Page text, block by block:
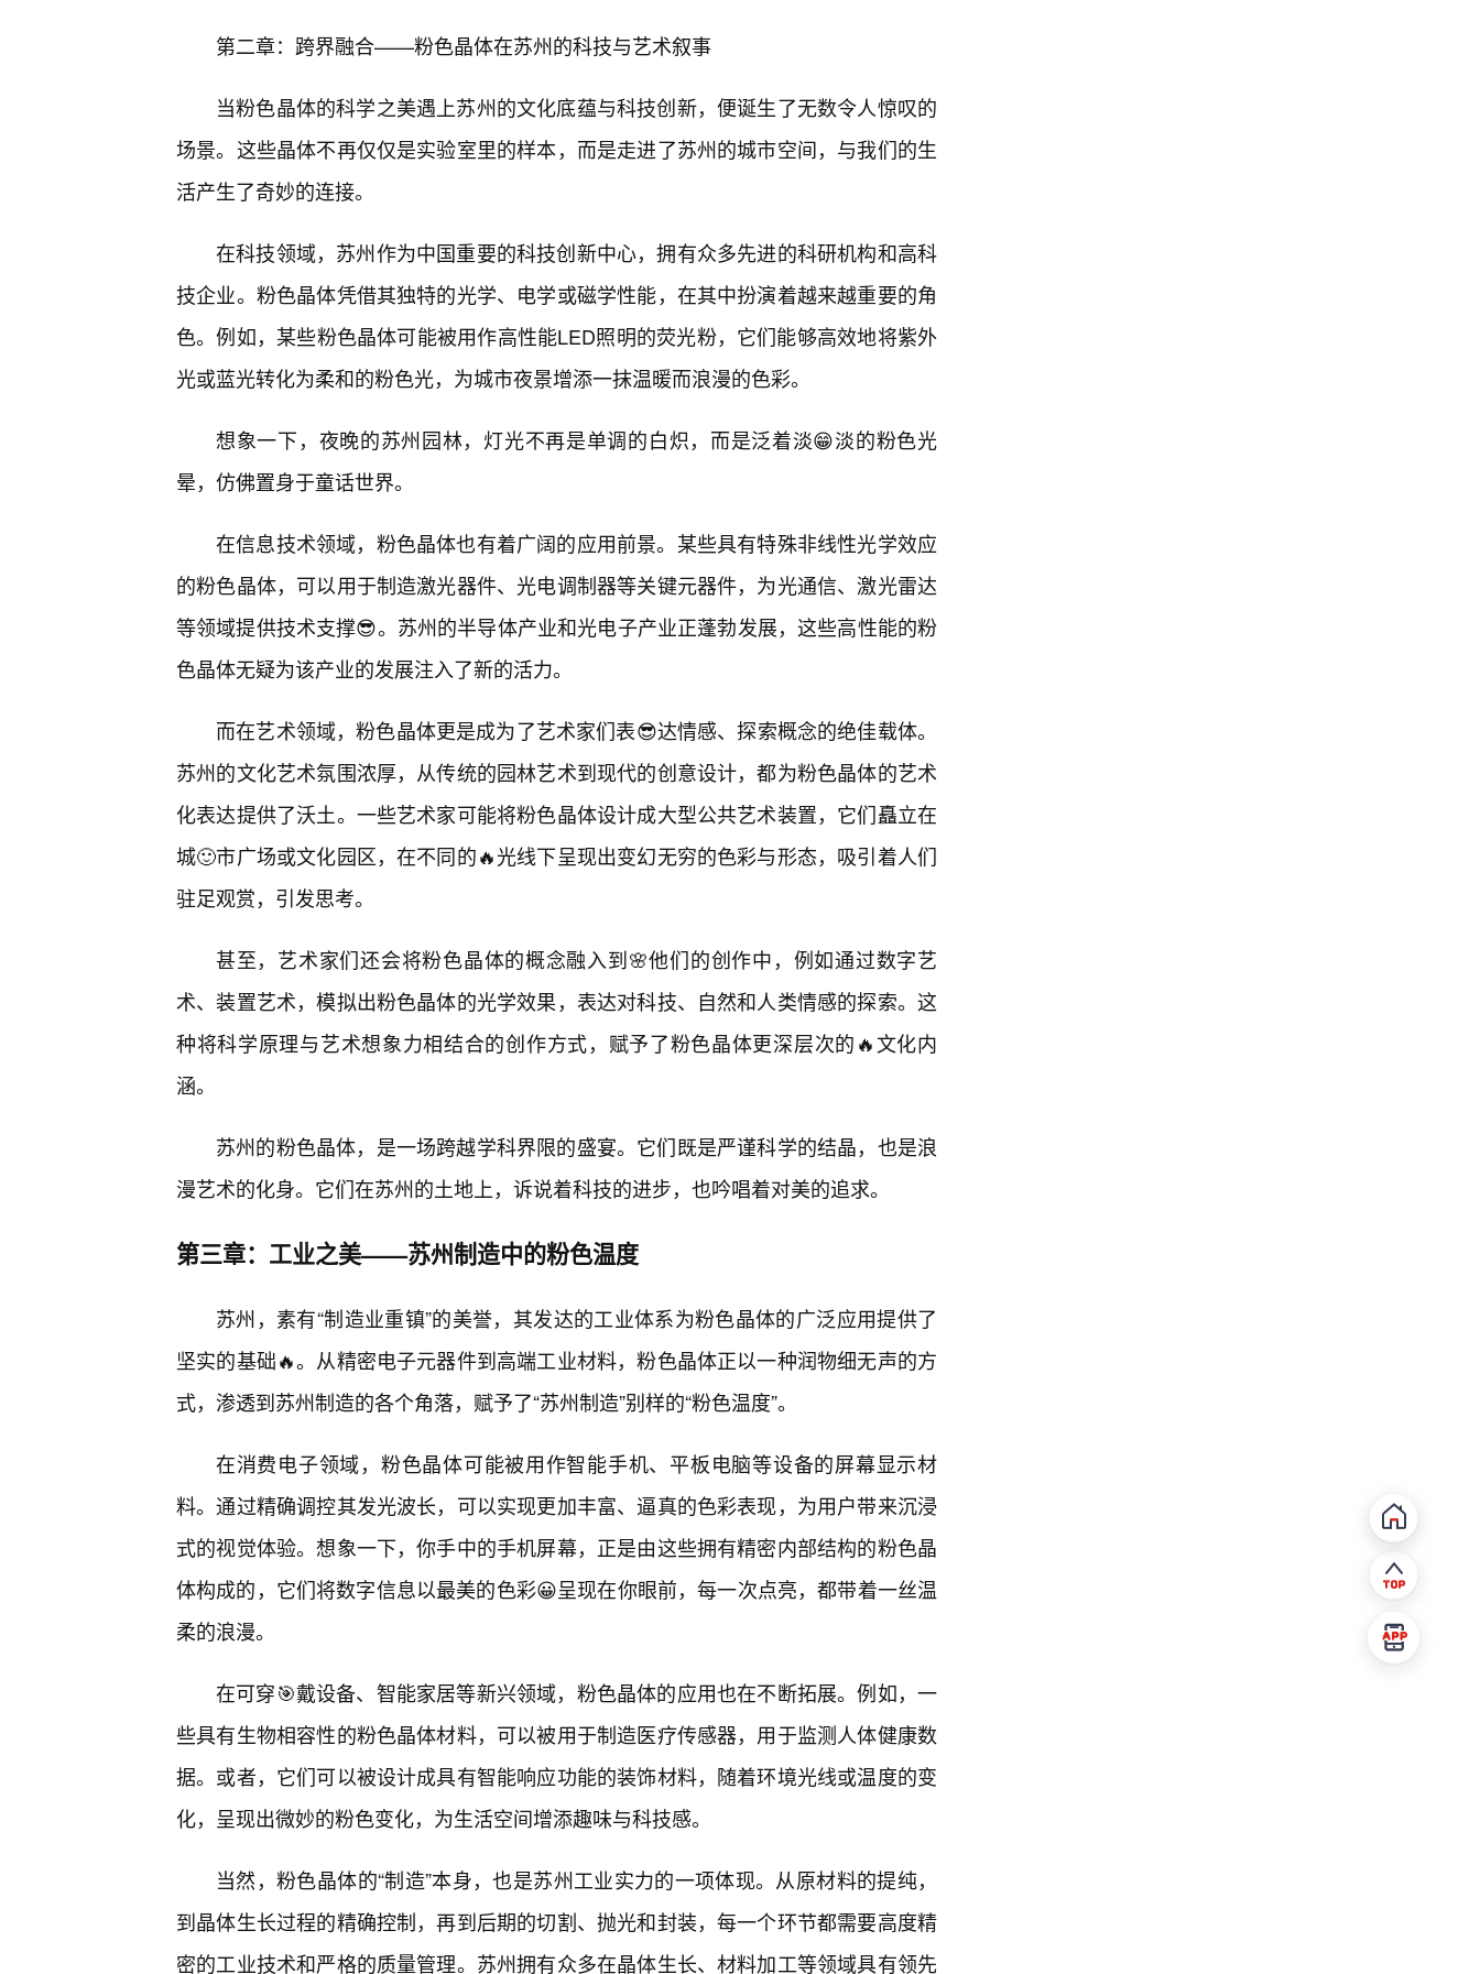
第二章：跨界融合——粉色晶体在苏州的科技与艺术叙事
当粉色晶体的科学之美遇上苏州的文化底蕴与科技创新，便诞生了无数令人惊叹的
场景。这些晶体不再仅仅是实验室里的样本，而是走进了苏州的城市空间，与我们的生
活产生了奇妙的连接。
在科技领域，苏州作为中国重要的科技创新中心，拥有众多先进的科研机构和高科
技企业。粉色晶体凭借其独特的光学、电学或磁学性能，在其中扮演着越来越重要的角
色。例如，某些粉色晶体可能被用作高性能LED照明的荧光粉，它们能够高效地将紫外
光或蓝光转化为柔和的粉色光，为城市夜景增添一抹温暖而浪漫的色彩。
想象一下，夜晚的苏州园林，灯光不再是单调的白炽，而是泛着淡😁淡的粉色光
晕，仿佛置身于童话世界。
在信息技术领域，粉色晶体也有着广阔的应用前景。某些具有特殊非线性光学效应
的粉色晶体，可以用于制造激光器件、光电调制器等关键元器件，为光通信、激光雷达
等领域提供技术支撑😎。苏州的半导体产业和光电子产业正蓬勃发展，这些高性能的粉
色晶体无疑为该产业的发展注入了新的活力。
而在艺术领域，粉色晶体更是成为了艺术家们表😎达情感、探索概念的绝佳载体。
苏州的文化艺术氛围浓厚，从传统的园林艺术到现代的创意设计，都为粉色晶体的艺术
化表达提供了沃土。一些艺术家可能将粉色晶体设计成大型公共艺术装置，它们矗立在
城🙂市广场或文化园区，在不同的🔥光线下呈现出变幻无穷的色彩与形态，吸引着人们
驻足观赏，引发思考。
甚至，艺术家们还会将粉色晶体的概念融入到🌸他们的创作中，例如通过数字艺
术、装置艺术，模拟出粉色晶体的光学效果，表达对科技、自然和人类情感的探索。这
种将科学原理与艺术想象力相结合的创作方式，赋予了粉色晶体更深层次的🔥文化内
涵。
苏州的粉色晶体，是一场跨越学科界限的盛宴。它们既是严谨科学的结晶，也是浪
漫艺术的化身。它们在苏州的土地上，诉说着科技的进步，也吟唱着对美的追求。
第三章：工业之美——苏州制造中的粉色温度
苏州，素有“制造业重镇”的美誉，其发达的工业体系为粉色晶体的广泛应用提供了
坚实的基础🔥。从精密电子元器件到高端工业材料，粉色晶体正以一种润物细无声的方
式，渗透到苏州制造的各个角落，赋予了“苏州制造”别样的“粉色温度”。
在消费电子领域，粉色晶体可能被用作智能手机、平板电脑等设备的屏幕显示材
料。通过精确调控其发光波长，可以实现更加丰富、逼真的色彩表现，为用户带来沉浸
式的视觉体验。想象一下，你手中的手机屏幕，正是由这些拥有精密内部结构的粉色晶
体构成的，它们将数字信息以最美的色彩😀呈现在你眼前，每一次点亮，都带着一丝温
柔的浪漫。
在可穿🎯戴设备、智能家居等新兴领域，粉色晶体的应用也在不断拓展。例如，一
些具有生物相容性的粉色晶体材料，可以被用于制造医疗传感器，用于监测人体健康数
据。或者，它们可以被设计成具有智能响应功能的装饰材料，随着环境光线或温度的变
化，呈现出微妙的粉色变化，为生活空间增添趣味与科技感。
当然，粉色晶体的“制造”本身，也是苏州工业实力的一项体现。从原材料的提纯，
到晶体生长过程的精确控制，再到后期的切割、抛光和封装，每一个环节都需要高度精
密的工业技术和严格的质量管理。苏州拥有众多在晶体生长、材料加工等领域具有领先